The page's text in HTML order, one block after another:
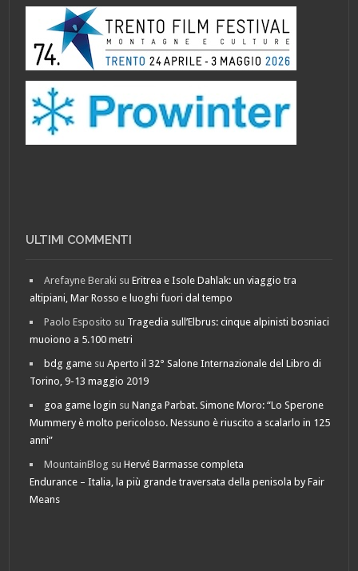
ULTIMI COMMENTI
Arefayne Beraki suEritrea e Isole Dahlak: un viaggio tra
altipiani, Mar Rosso e luoghi fuori dal tempo
Paolo Esposito su Tragedia sull’Elbrus: cinque alpinisti bosniaci
muoiono a 5.100 metri
bdg game suAperto il 32° Salone Internazionale del Libro di
Torino, 9-13 maggio 2019
goa game login suNanga Parbat. Simone Moro: “Lo Sperone
Mummery è molto pericoloso. Nessuno è riuscito a scalarlo in 125
anni”
MountainBlog suHervé Barmasse completa
Endurance – Italia, la più grande traversata della penisola by Fair
Means